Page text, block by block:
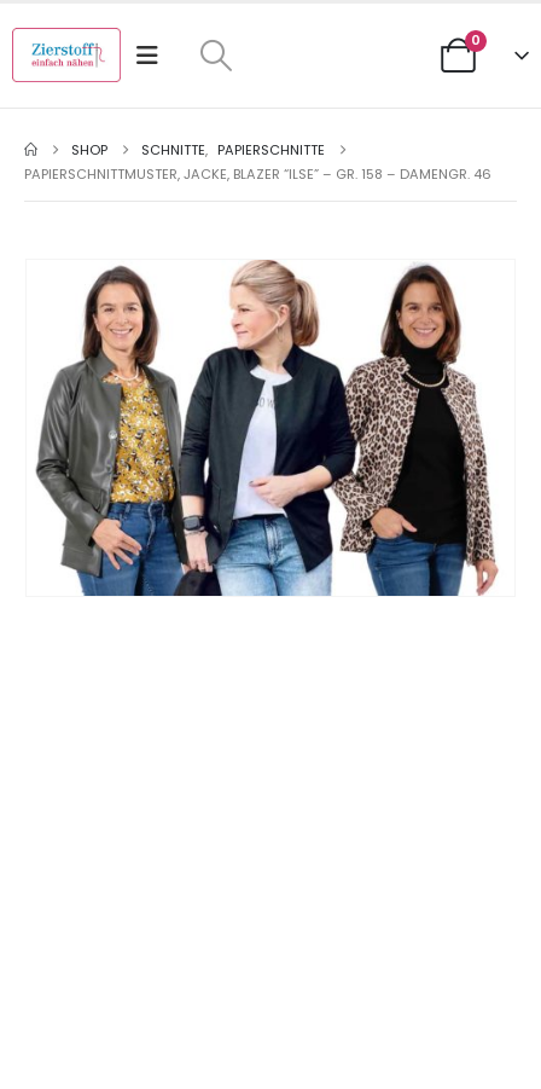
0
SHOP SCHNITTE, PAPIERSCHNITTE
PAPIERSCHNITTMUSTER, JACKE, BLAZER “ILSE” – GR. 158 – DAMENGR. 46